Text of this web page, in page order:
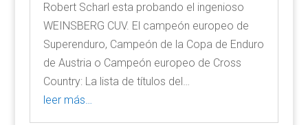
Robert Scharl esta probando el ingenioso
WEINSBERG CUV. El campeón europeo de
Superenduro, Campeón de la Copa de Enduro
de Austria o Campeón europeo de Cross
Country: La lista de títulos del…
leer más…